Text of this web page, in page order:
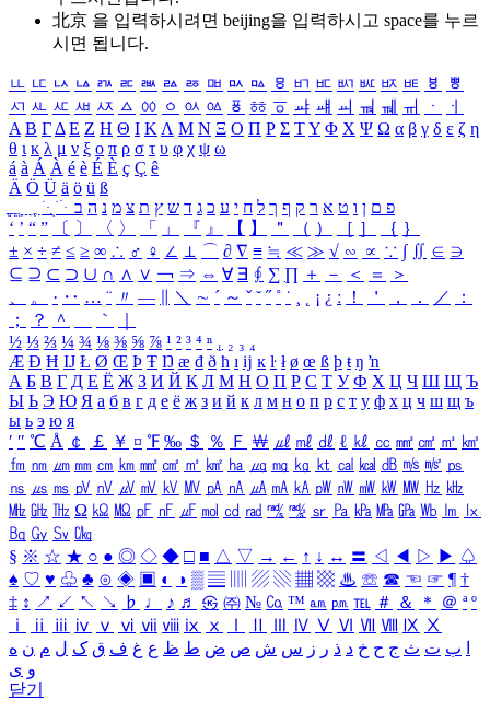
北京 을 입력하시려면 beijing을 입력하시고 space를 누르
시면 됩니다.
ㅥ ㅦ ㅧ ㅨ ㅩ ㅪ ㅫ ㅬ ㅭ ㅮ ㅯ ㅰ ㅱ ㅲ ㅳ ㅴ ㅵ ㅶ ㅷ ㅸ
ㅹ
ㅺ ㅻ ㅼ ㅽ ㅾ ㅿ ㆀ ㆁ ㆂ ㆃ ㆄ ㆅ ㆆ ㆇ ㆈ ㆉ ㆊ ㆋ ㆌ ㆍ
ㆎ
Α Β ΓΔ Ε Ζ Η Θ Ι ΚΛ Μ Ν Ξ Ο Π Ρ Σ ΤΥ Φ Χ Ψ Ω α β γ δ ε ζ η
θ ι κ λ μ ν ξ ο π ρ σ τ υ φ χ ψ ω
á à Á À é è É È ç Ç ê
Ä Ö Ü ä ö ü ß
ִֶֹ ֻּ ׁׂ פ ם ן ו ט א ר ק ף ך ל ח י ע כ ג ד ש ץ ת צ מ נ ה ב
‘ ’ “ ” 〔 〕 〈 〉 「 」 『 』 【 】 ＂ （ ） ［ ］ ｛ ｝
± × ÷ ≠ ≤ ≥ ∞ ∴ ♂ ♀ ∠ ⊥ ⌒ ∂ ∇ ≡ ≒ ≪ ≫ √ ∽ ∝ ∵ ∫ ∬ ∈ ∋
⊆ ⊇ ⊂ ⊃ ∪ ∩ ∧ ∨ ￢ ⇒ ⇔ ∀ ∃ ∮ ∑ ∏ ＋ － ＜ ＝
＞
、
。 · ‥ … ¨ 〃 ― ＼ ∼ ´ ～ ˇ ˘ ˝ ˚ ˙ ¸ ¡ ¿ ː ！ ＇ ， ． ／
：
；
？ ＾ ｀
½ ⅓ ⅔ ¼ ¾ ⅛ ⅜ ⅝ ⅞ ¹ ² ³ ⁴ ⁿ ₁ ₂ ₃ ₄
Æ Ð Ħ Ĳ Ł Ø Œ Þ Ŧ Ŋ æ đ ð ħ ı ĳ ĸ ŀ ł ø œ ß þ ŧ ŋ ŉ
А Б В Г Д Е Ё Ж З И Й К Л М Н О П Р С Т У Ф Х Ц Ч Ш Щ Ъ
Ы Ь Э Ю Я а б в г д е ё ж з и й к л м н о п р с т у ф х ц ч ш щ ъ
ы ь э ю я
′ ″ ℃ Å ￠ ￡ ￥ ¤ ℉ ‰ ＄ ％ Ｆ ￦ ㎕ ㎖ ㎗ ℓ ㎘ ㏄ ㎣ ㎤ ㎥ ㎦
㎙ ㎚ ㎛ ㎜ ㎝ ㎞ ㎟ ㎠ ㎡ ㎢ ㏊ ㎍ ㎎ ㎏ ㏏ ㎈ ㎉ ㏈ ㎧ ㎨ ㎰
㎱ ㎲ ㎳ ㎴ ㎵ ㎶ ㎷ ㎸ ㎹ ㎀ ㎁ ㎂ ㎃ ㎄ ㎺ ㎻ ㎽ ㎾ ㎿ ㎐ ㎑
㎒ ㎓ ㎔ Ω ㏀ ㏁ ㎊ ㎋ ㎌ ㏖ ㏅ ㎭ ㎮ ㎯ ㏛ ㎩ ㎪ ㎫ ㎬ ㏝ ㏐
㏓
㏃ ㏉ ㏜ ㏆
§ ※ ☆ ★ ○ ● ◎ ◇ ◆ □ ■ △ ▽ → ← ↑ ↓ ↔ 〓 ◁ ◀ ▷ ▶ ♤
♠ ♡ ♥ ♧ ♣ ⊙ ◈ ▣ ◐ ◑ ▒ ▤ ▨ ▧ ▦ ▩ ♨ ☏ ☎ ☜ ☞ ¶ †
‡ ↕ ↗ ↙ ↖ ↘ ♭ ♩ ♪ ♬ ㉿ ㈜ № ㏇ ™ ㏂ ㏘ ℡ ＃ ＆ ＊ ＠ ª º
ⅰ
ⅱ ⅲ ⅳ ⅴ ⅵ ⅶ ⅷ ⅸ ⅹ Ⅳ Ⅴ Ⅵ Ⅶ Ⅷ Ⅸ Ⅹ
ب ت ث ج ح خ د ذ ر ز س ش ص ض ط ظ ع غ ف ق ک ل م ن ه
و ی
닫기